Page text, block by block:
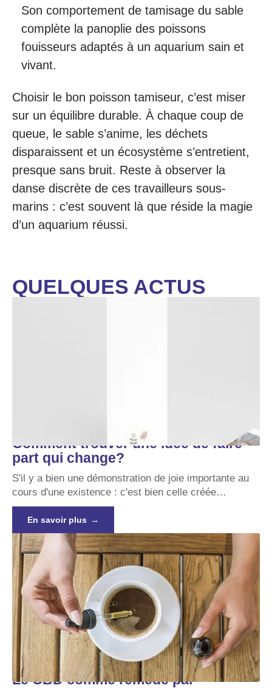
Son comportement de tamisage du sable
complète la panoplie des poissons
fouisseurs adaptés à un aquarium sain et
vivant.
Choisir le bon poisson tamiseur, c’est miser
sur un équilibre durable. À chaque coup de
queue, le sable s’anime, les déchets
disparaissent et un écosystème s’entretient,
presque sans bruit. Reste à observer la
danse discrète de ces travailleurs sous-
marins : c’est souvent là que réside la magie
d’un aquarium réussi.
QUELQUES ACTUS
Comment trouver une idée de faire
part qui change?
S'il y a bien une démonstration de joie importante au
cours d'une existence : c'est bien celle créée…
En savoir plus
Le CBD comme remède par